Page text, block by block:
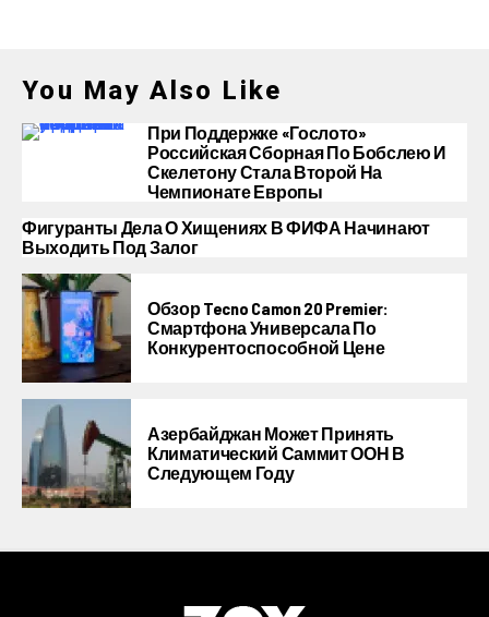
You May Also Like
При Поддержке «Гослото»
Российская Сборная По Бобслею И
Скелетону Стала Второй На
Чемпионате Европы
Фигуранты Дела О Хищениях В ФИФА Начинают
Выходить Под Залог
Обзор Tecno Camon 20 Premier:
Смартфона Универсала По
Конкурентоспособной Цене
Азербайджан Может Принять
Климатический Саммит ООН В
Следующем Году